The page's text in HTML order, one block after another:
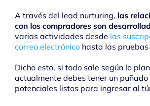
A través del lead nurturing, las
con los compradores son
varias actividades desde las
correo electrónico hasta las
Dicho esto, si todo sale según lo
actualmente debes tener un puñado
potenciales listos para ingresar al